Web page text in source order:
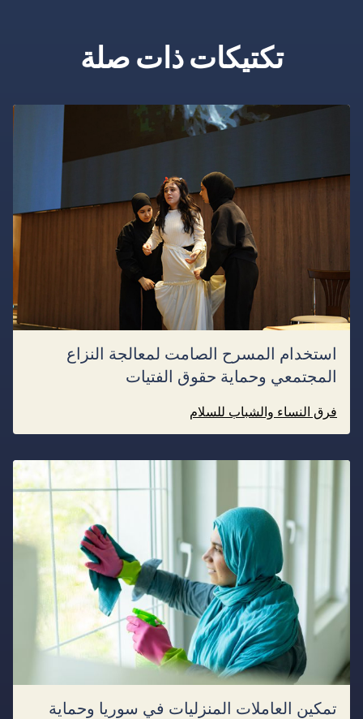
تكتيكات ذات صلة
استخدام المسرح الصامت لمعالجة النزاع
المجتمعي وحماية حقوق الفتيات
فرق النساء والشباب للسلام
تمكين العاملات المنزليات في سوريا وحماية